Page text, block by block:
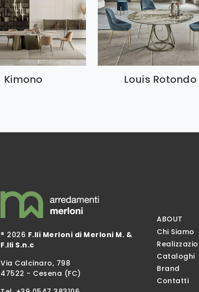
Kimono Louis Rotondo
® 2026 F.lli Merloni di Merloni M. &
F.lli S.n.c
Via Calcinaro, 798
47522 - Cesena (FC)
ABOUT
Chi Siamo
Cataloghi
Brand
Contatti